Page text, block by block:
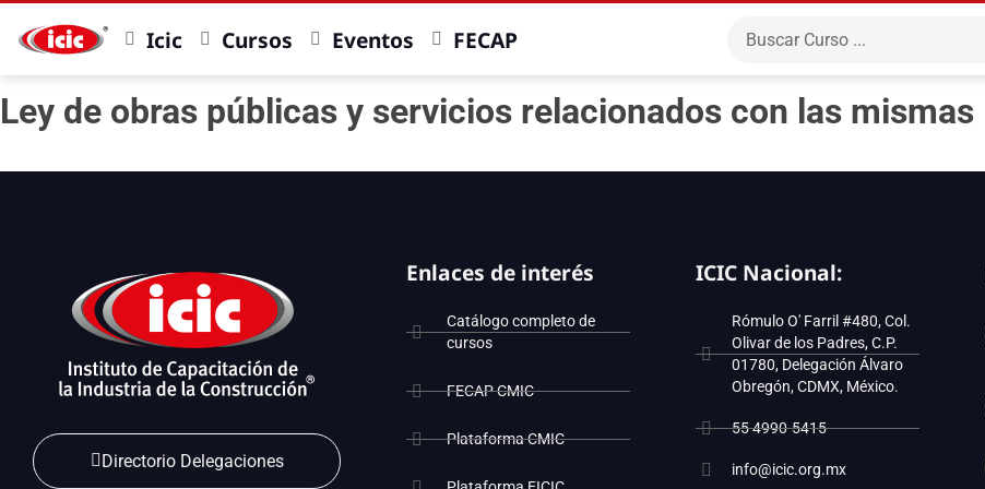
Icic Cursos Eventos FECAP
Ley de obras públicas y servicios relacionados con las mismas
Directorio Delegaciones
Enlaces de interés
Catálogo completo de
cursos
FECAP CMIC
Plataforma CMIC
ICIC Nacional:
Rómulo O' Farril #480, Col.
Olivar de los Padres, C.P.
01780, Delegación Álvaro
Obregón, CDMX, México.
55 4990-5415
info@icic.org.mx